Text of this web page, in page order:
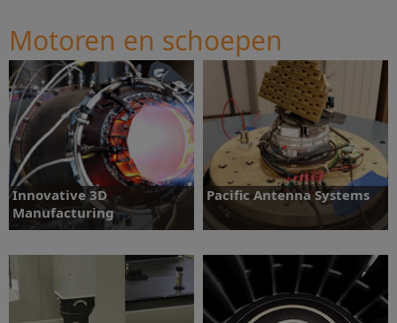
Motoren en schoepen
Innovative 3D
Manufacturing
Ontdek meer
Pacific Antenna Systems
Ontdek meer